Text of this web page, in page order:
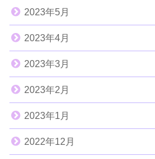
2023年5月
2023年4月
2023年3月
2023年2月
2023年1月
2022年12月